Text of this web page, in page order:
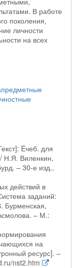
В работе
поколения,
личности
на всех
Eчеб. для
Н.Я. Виленкин,
– 30-е изд.,
действий в
заданий:
Бурменская,
– М.:
на
ресурс]. –
nst2.htm